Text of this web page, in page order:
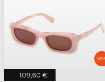
109,60 €